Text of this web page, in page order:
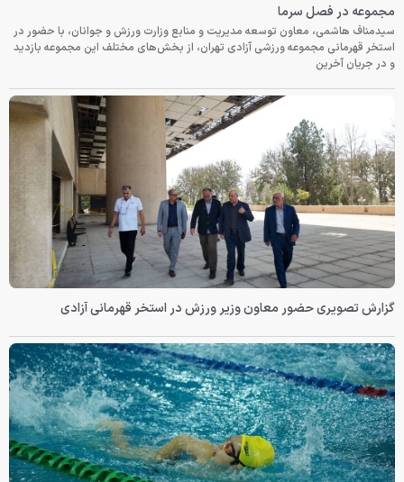
مجموعه در فصل سرما
سیدمناف هاشمی، معاون توسعه مدیریت و منابع وزارت ورزش و جوانان، با حضور در
استخر قهرمانی مجموعه ورزشی آزادی تهران، از بخش‌های مختلف این مجموعه بازدید
و در جریان آخرین
گزارش تصویری حضور معاون وزیر ورزش در استخر قهرمانی آزادی